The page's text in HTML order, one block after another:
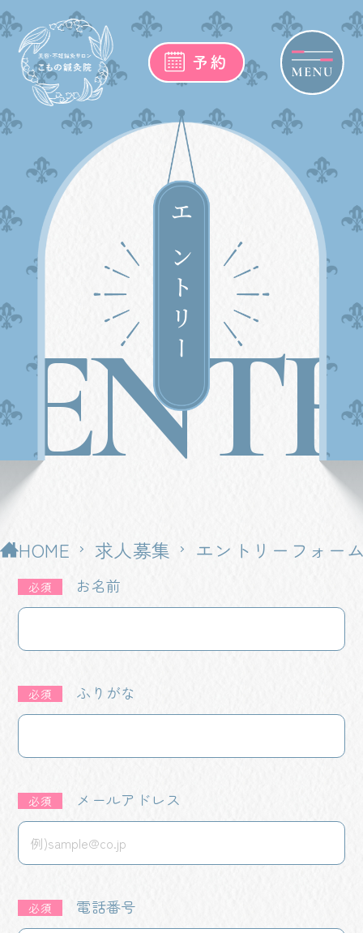
エントリー
HOME 求人募集 エントリーフォー
必須 お名前
必須 ふりがな
必須 メールアドレス
必須 電話番号